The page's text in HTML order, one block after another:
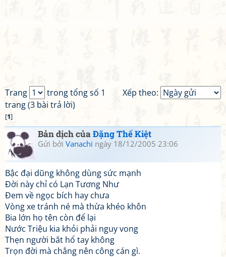
Xếp theo:
Trang
trong tổng số 1
trang (3 bài trả lời)
[1]
Bản dịch củaĐặng Thế Kiệt
Gửi bởi Vanachi ngày 18/12/2005 23:06
Bậc đại dũng không dùng sức mạnh
Đời này chỉ có Lạn Tương Như
Đem về ngọc bích hay chưa
Vòng xe tránh né mà thừa khéo khôn
Bia lớn họ tên còn để lại
Nước Triệu kia khỏi phải nguy vong
Thẹn người bắt hổ tay không
Trọn đời mà chẳng nên công cán gì.